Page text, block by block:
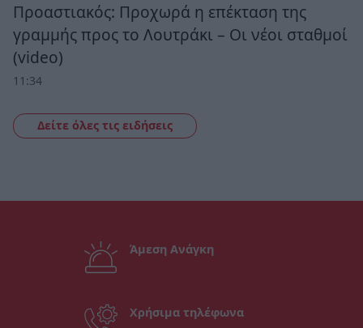
Προαστιακός: Προχωρά η επέκταση της
γραμμής προς το Λουτράκι – Οι νέοι σταθμοί
(video)
11:34
Δείτε όλες τις ειδήσεις
Άμεση Ανάγκη
Χρήσιμα τηλέφωνα